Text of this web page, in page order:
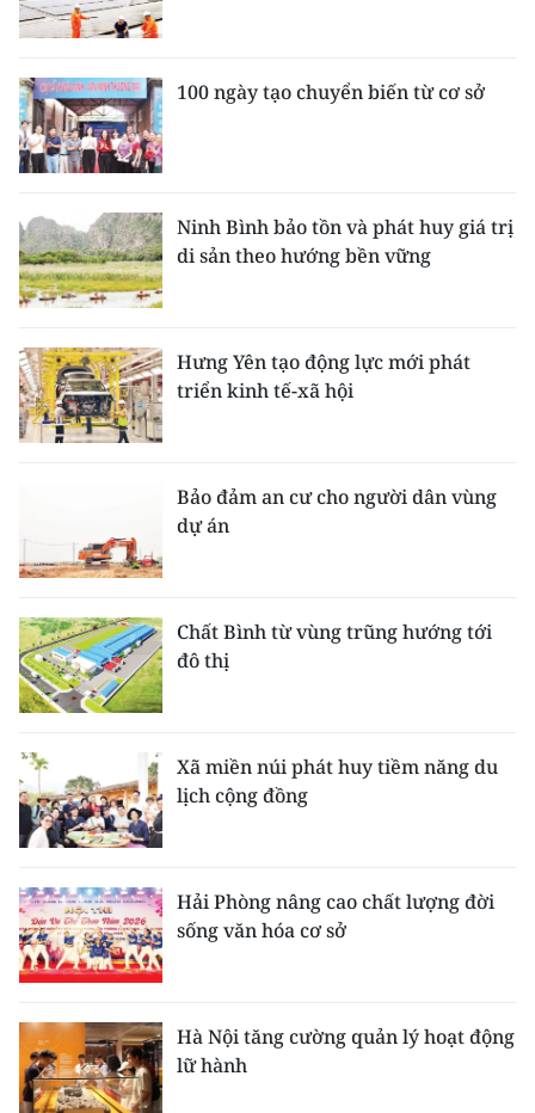
100 ngày tạo chuyển biến từ cơ sở
Ninh Bình bảo tồn và phát huy giá trị
di sản theo hướng bền vững
Hưng Yên tạo động lực mới phát
triển kinh tế-xã hội
Bảo đảm an cư cho người dân vùng
dự án
Chất Bình từ vùng trũng hướng tới
đô thị
Xã miền núi phát huy tiềm năng du
lịch cộng đồng
Hải Phòng nâng cao chất lượng đời
sống văn hóa cơ sở
Hà Nội tăng cường quản lý hoạt động
lữ hành